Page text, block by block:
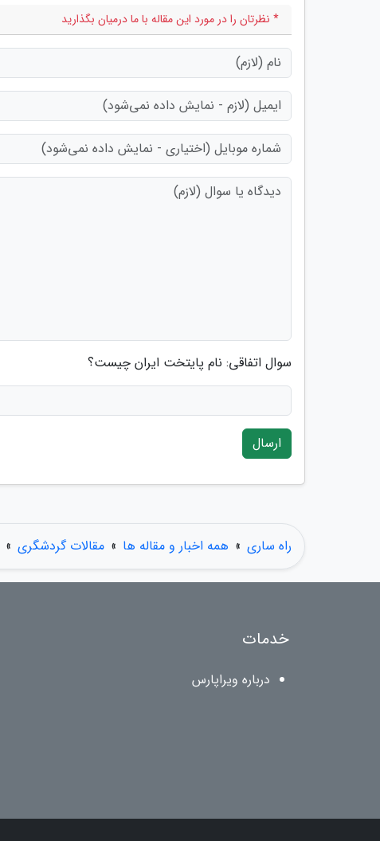
* نظرتان را در مورد این مقاله با ما درمیان بگذارید
سوال اتفاقی: نام پایتخت ایران چیست؟
ارسال
راه ساری » همه اخبار و مقاله ها » مقالات گردشگری »
خدمات
درباره ویراپارس